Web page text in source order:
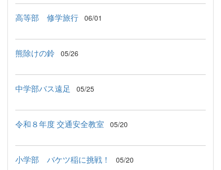
高等部 修学旅行 06/01
熊除けの鈴 05/26
中学部バス遠足 05/25
令和８年度 交通安全教室 05/20
小学部 バケツ稲に挑戦！ 05/20